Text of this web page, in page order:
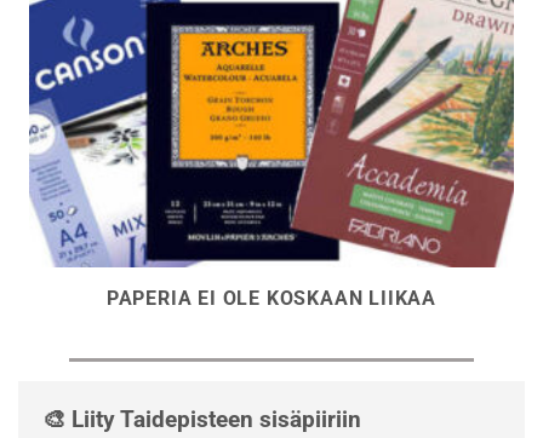
PAPERIA EI OLE KOSKAAN LIIKAA
🎨 Liity Taidepisteen sisäpiiriin